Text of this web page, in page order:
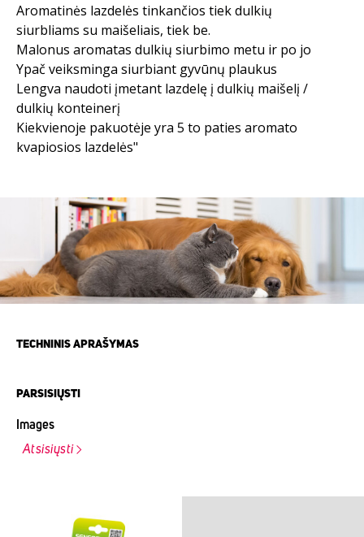
Aromatinės lazdelės tinkančios tiek dulkių
siurbliams su maišeliais, tiek be.
Malonus aromatas dulkių siurbimo metu ir po jo
Ypač veiksminga siurbiant gyvūnų plaukus
Lengva naudoti įmetant lazdelę į dulkių maišelį /
dulkių konteinerį
Kiekvienoje pakuotėje yra 5 to paties aromato
kvapiosios lazdelės"
TECHNINIS APRAŠYMAS
PARSISIŲSTI
Images
Atsisiųsti